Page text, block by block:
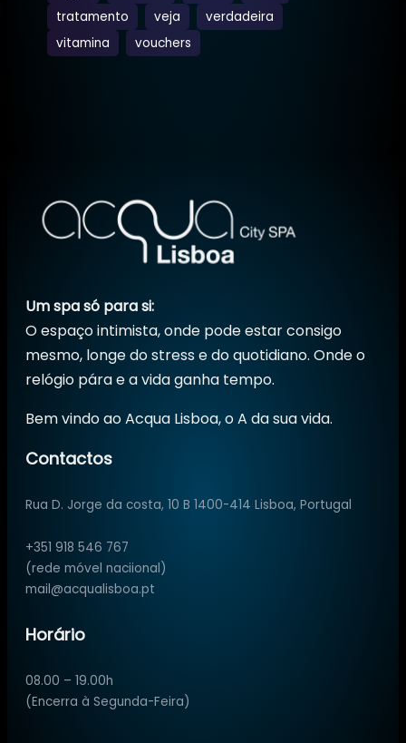
tratamento
veja
verdadeira
vitamina
vouchers
Um spa só para si:
O espaço intimista, onde pode estar consigo
mesmo, longe do stress e do quotidiano. Onde o
relógio pára e a vida ganha tempo.
Bem vindo ao Acqua Lisboa, o A da sua vida.
Contactos
Rua D. Jorge da costa, 10 B 1400-414 Lisboa, Portugal
+351 918 546 767
(rede móvel naciional)
mail@acqualisboa.pt
Horário
08.00 – 19.00h
(Encerra à Segunda-Feira)